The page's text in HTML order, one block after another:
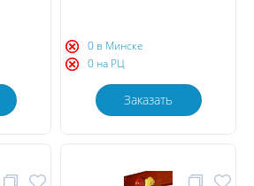
0 в Минске
0 на РЦ
Заказать